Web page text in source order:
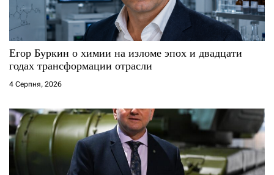
Егор Буркин о химии на изломе эпох и двадцати
годах трансформации отрасли
4 Серпня, 2026